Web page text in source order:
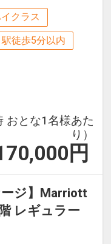
クラス
駅徒歩5分以内
おとな1名様あた
り）
円
ージ】Marriott
レギュラー